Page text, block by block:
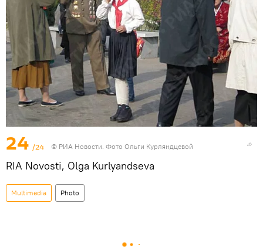
24 /24 © РИА Новости. Фото Ольги Курляндцевой
RIA Novosti, Olga Kurlyandseva
Multimedia Photo